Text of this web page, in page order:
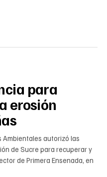
para
erosión
Ambientales autorizó las
de Sucre para recuperar y
de Primera Ensenada, en